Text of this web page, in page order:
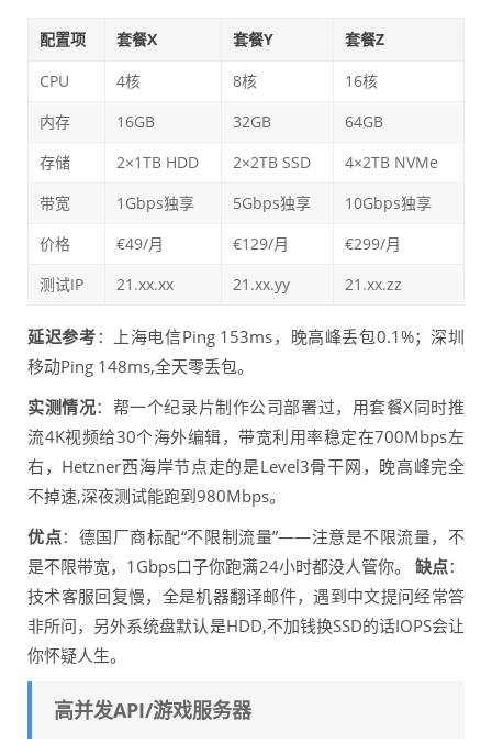
配置项 套餐X 套餐Y
套餐Z
CPU
4核 8核
16核
内存
16GB 32GB
64GB
存储
2×1TB HDD 2×2TB SSD
4×2TB NVMe
带宽
1Gbps独享 5Gbps独享
10Gbps独享
价格
€49/月 €129/月
€299/月
测试IP
21.xx.xx 21.xx.yy 21.xx.zz
延迟参考：上海电信Ping 153ms，晚高峰丢包0.1%；深圳
移动Ping 148ms,全天零丢包。
实测情况：帮一个纪录片制作公司部署过，用套餐X同时推
流4K视频给30个海外编辑，带宽利用率稳定在700Mbps左
右，Hetzner西海岸节点走的是Level3骨干网，晚高峰完全
不掉速,深夜测试能跑到980Mbps。
优点：德国厂商标配“不限制流量”——注意是不限流量，不
是不限带宽，1Gbps口子你跑满24小时都没人管你。 缺点：
技术客服回复慢，全是机器翻译邮件，遇到中文提问经常答
非所问，另外系统盘默认是HDD,不加钱换SSD的话IOPS会让
你怀疑人生。
高并发API/游戏服务器